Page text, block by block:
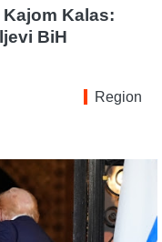
Kalas:
BiH
Region